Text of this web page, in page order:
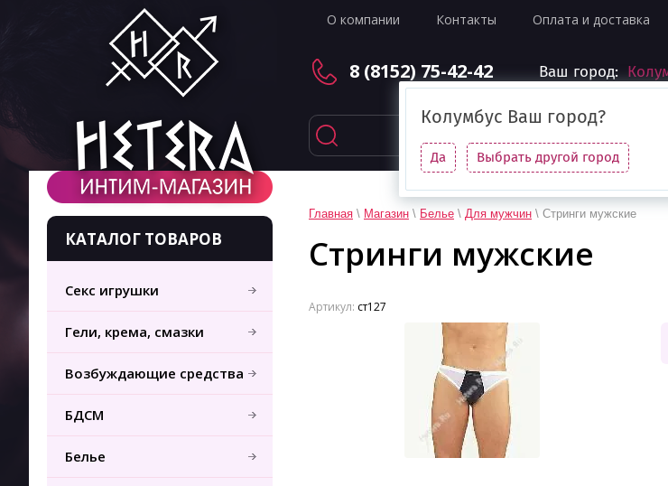
О компании Контакты Оплата и доставка
8 (8152) 75-42-42 Ваш город:
Колумбус Ваш город?
Да Выбрать другой город
КАТАЛОГ ТОВАРОВ
Секс игрушки
Гели, крема, смазки
Возбуждающие средства
БДСМ
Белье
Главная \ Магазин \ Белье \ Для мужчин \ Стринги мужские
Стринги мужские
Артикул: ст127